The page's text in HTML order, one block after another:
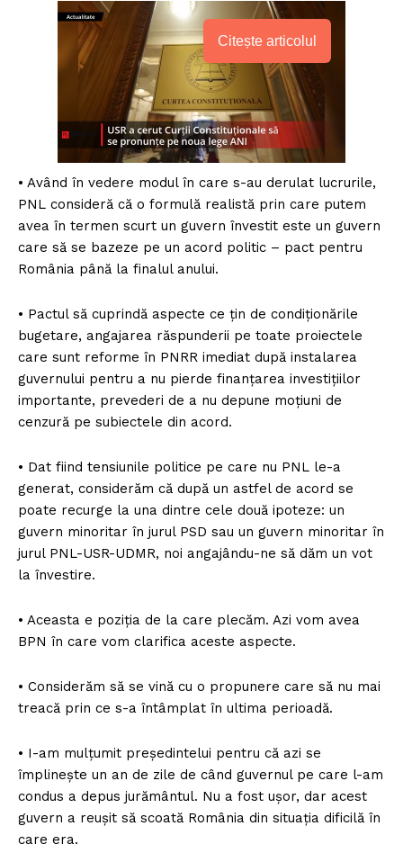
Citește articolul
• Având în vedere modul în care s-au derulat lucrurile,
PNL consideră că o formulă realistă prin care putem
avea în termen scurt un guvern învestit este un guvern
care să se bazeze pe un acord politic – pact pentru
România până la finalul anului.
• Pactul să cuprindă aspecte ce țin de condiționările
bugetare, angajarea răspunderii pe toate proiectele
care sunt reforme în PNRR imediat după instalarea
guvernului pentru a nu pierde finanțarea investițiilor
importante, prevederi de a nu depune moțiuni de
cenzură pe subiectele din acord.
• Dat fiind tensiunile politice pe care nu PNL le-a
generat, considerăm că după un astfel de acord se
poate recurge la una dintre cele două ipoteze: un
guvern minoritar în jurul PSD sau un guvern minoritar în
jurul PNL-USR-UDMR, noi angajându-ne să dăm un vot
la învestire.
• Aceasta e poziția de la care plecăm. Azi vom avea
BPN în care vom clarifica aceste aspecte.
• Considerăm să se vină cu o propunere care să nu mai
treacă prin ce s-a întâmplat în ultima perioadă.
• I-am mulțumit președintelui pentru că azi se
împlinește un an de zile de când guvernul pe care l-am
condus a depus jurământul. Nu a fost ușor, dar acest
guvern a reușit să scoată România din situația dificilă în
care era.